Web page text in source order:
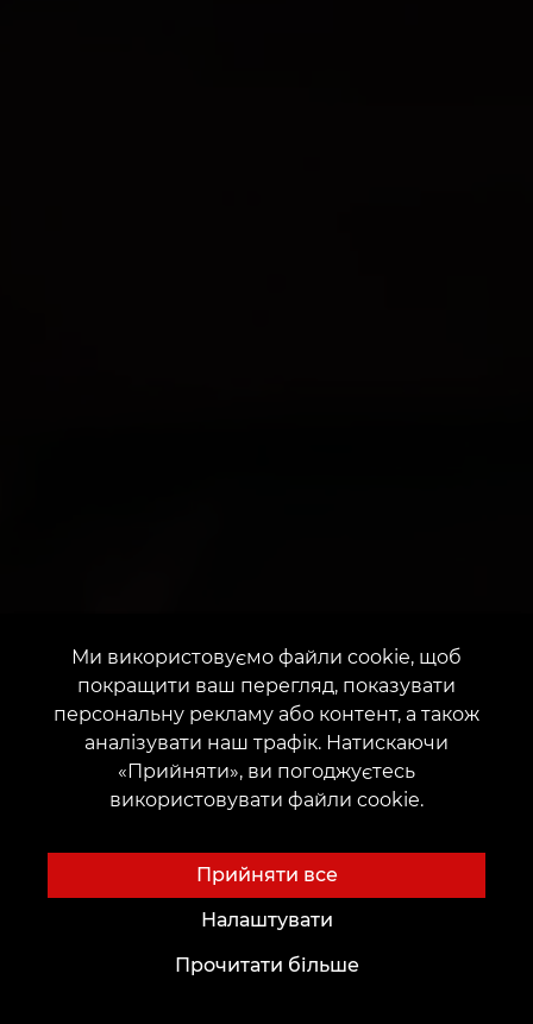
Ми використовуємо файли cookie, щоб
покращити ваш перегляд, показувати
персональну рекламу або контент, а також
аналізувати наш трафік. Натискаючи
«Прийняти», ви погоджуєтесь
використовувати файли cookie.
Прийняти все
Налаштувати
Прочитати більше